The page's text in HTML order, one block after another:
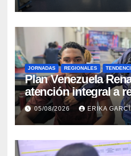
JORNADAS REGIONALES
​Plan Venezuela
atención integral a
evaluación de
Aragua
05/08/2026 ERIKA